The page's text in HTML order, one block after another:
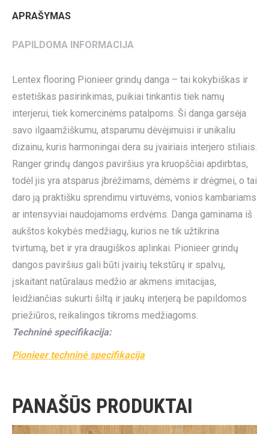
APRAŠYMAS
PAPILDOMA INFORMACIJA
Lentex flooring Pionieer grindų danga – tai kokybiškas ir
estetiškas pasirinkimas, puikiai tinkantis tiek namų
interjerui, tiek komercinėms patalpoms. Ši danga garsėja
savo ilgaamžiškumu, atsparumu dėvėjimuisi ir unikaliu
dizainu, kuris harmoningai dera su įvairiais interjero stiliais.
Ranger grindų dangos paviršius yra kruopščiai apdirbtas,
todėl jis yra atsparus įbrėžimams, dėmėms ir drėgmei, o tai
daro ją praktišku sprendimu virtuvėms, vonios kambariams
ar intensyviai naudojamoms erdvėms. Danga gaminama iš
aukštos kokybės medžiagų, kurios ne tik užtikrina
tvirtumą, bet ir yra draugiškos aplinkai. Pionieer grindų
dangos paviršius gali būti įvairių tekstūrų ir spalvų,
įskaitant natūralaus medžio ar akmens imitacijas,
leidžiančias sukurti šiltą ir jaukų interjerą be papildomos
priežiūros, reikalingos tikroms medžiagoms.
Techninė specifikacija:
Pionieer techninė specifikacija
PANAŠŪS PRODUKTAI